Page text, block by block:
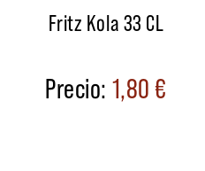
Fritz Kola 33 CL
1,80€